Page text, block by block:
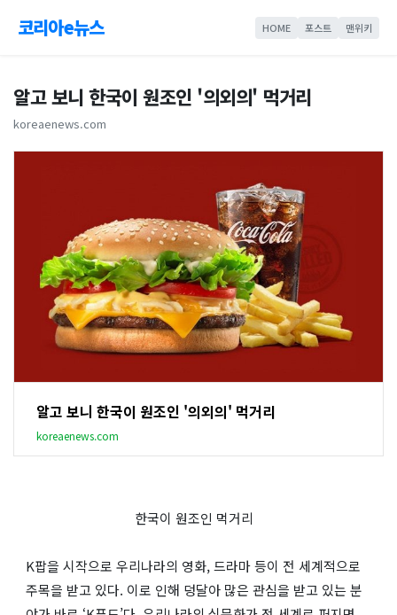
코리아e뉴스 HOME 포스트 맨위키
알고 보니 한국이 원조인 '의외의' 먹거리
koreaenews.com
알고 보니 한국이 원조인 '의외의' 먹거리
koreaenews.com
한국이 원조인 먹거리
K팝을 시작으로 우리나라의 영화, 드라마 등이 전 세계적으로
주목을 받고 있다. 이로 인해 덩달아 많은 관심을 받고 있는 분